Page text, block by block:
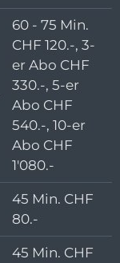
60 - 75 Min.
CHF 120.-, 3-
er Abo CHF
330.-, 5-er
Abo CHF
540.-, 10-er
Abo CHF
1'080.-
45 Min. CHF
80.-
45 Min. CHF